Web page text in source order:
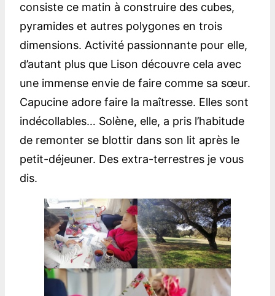
consiste ce matin à construire des cubes,
pyramides et autres polygones en trois
dimensions. Activité passionnante pour elle,
d’autant plus que Lison découvre cela avec
une immense envie de faire comme sa sœur.
Capucine adore faire la maîtresse. Elles sont
indécollables… Solène, elle, a pris l’habitude
de remonter se blottir dans son lit après le
petit-déjeuner. Des extra-terrestres je vous
dis.